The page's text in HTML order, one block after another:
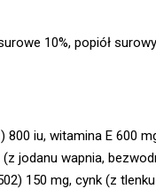
10%, popiół
iu, witamina E 600
jodanu wapnia,
150 mg, cynk (z